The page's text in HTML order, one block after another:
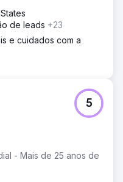
de leads +23
e cuidados com a
- Mais de 25 anos de
5